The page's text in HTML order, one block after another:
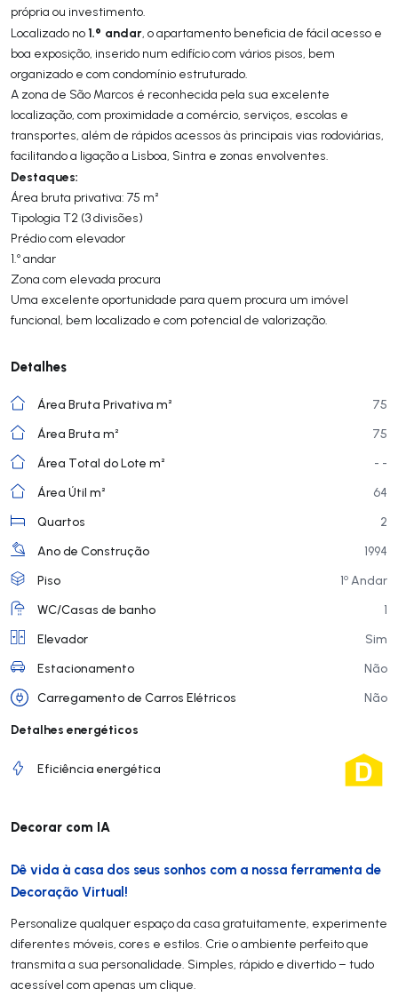
própria ou investimento.
Localizado no 1.º andar, o apartamento beneficia de fácil acesso e
boa exposição, inserido num edifício com vários pisos, bem
organizado e com condomínio estruturado.
A zona de São Marcos é reconhecida pela sua excelente
localização, com proximidade a comércio, serviços, escolas e
transportes, além de rápidos acessos às principais vias rodoviárias,
facilitando a ligação a Lisboa, Sintra e zonas envolventes.
Destaques:
Área bruta privativa: 75 m²
Tipologia T2 (3 divisões)
Prédio com elevador
1.º andar
Zona com elevada procura
Uma excelente oportunidade para quem procura um imóvel
funcional, bem localizado e com potencial de valorização.
Detalhes
Área Bruta Privativa m²
75
Área Bruta m²
75
Área Total do Lote m²
- -
Área Útil m²
64
Quartos
2
Ano de Construção
1994
Piso
1o Andar
WC/Casas de banho
1
Elevador
Sim
Estacionamento
Não
Carregamento de Carros Elétricos
Não
Detalhes energéticos
Eficiência energética
Decorar com IA
Dê vida à casa dos seus sonhos com a nossa ferramenta de
Decoração Virtual!
Personalize qualquer espaço da casa gratuitamente, experimente
diferentes móveis, cores e estilos. Crie o ambiente perfeito que
transmita a sua personalidade. Simples, rápido e divertido – tudo
acessível com apenas um clique.